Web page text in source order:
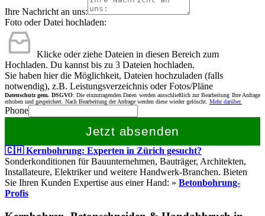
Ihre Nachricht an uns:
Foto oder Datei hochladen:
Klicke oder ziehe Dateien in diesen Bereich zum
Hochladen. Du kannst bis zu 3 Dateien hochladen.
Sie haben hier die Möglichkeit, Dateien hochzuladen (falls
notwendig), z.B. Leistungsverzeichnis oder Fotos/Pläne
Datenschutz gem. DSGVO: Die einzutragenden Daten werden ausschließlich zur Bearbeitung Ihre Anfrage
erhoben und gespeichert. Nach Bearbeitung der Anfrage werden diese wieder gelöscht. Mehr darüber.
Phone
Jetzt absenden
🇨🇭 Kernbohrung: Experten in Zürich gesucht?
Sonderkonditionen für Bauunternehmen, Bauträger, Architekten,
Installateure, Elektriker und weitere Handwerk-Branchen. Bieten
Sie Ihren Kunden Expertise aus einer Hand: » Betonbohrung-
Profis